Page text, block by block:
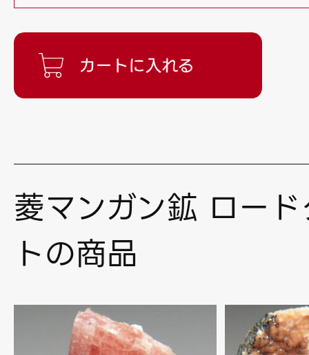
菱マンガン鉱 ロー
トの商品